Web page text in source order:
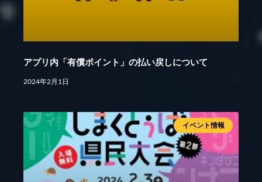
アプリ内「有償ポイント」の払い戻しについて
2024年2月1日
イベント情報